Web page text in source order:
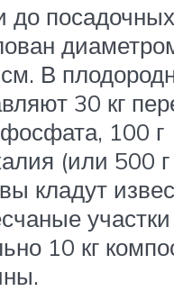
до
В
30 кг
100 г
(или 500
кладут
10 кг